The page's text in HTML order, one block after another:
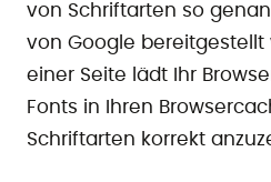
von Schriftarten so
von Google bereitgestellt
einer Seite lädt Ihr
Fonts in Ihren
Schriftarten korrekt